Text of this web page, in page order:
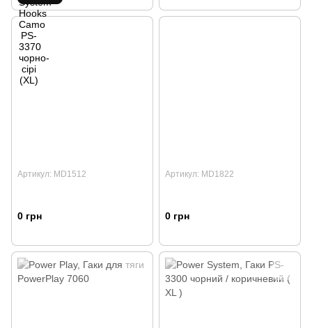
Артикул: MD1512
0 грн
Артикул: MD1822
0 грн